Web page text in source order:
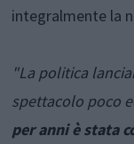
integralmente la
"La politica
spettacolo poco
per anni è stata